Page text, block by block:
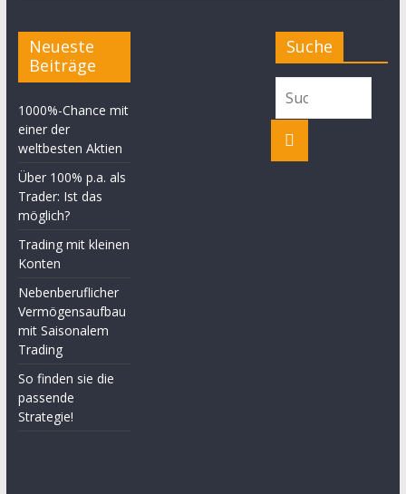
Neueste
Beiträge
1000%-Chance mit
einer der
weltbesten Aktien
Über 100% p.a. als
Trader: Ist das
möglich?
Trading mit kleinen
Konten
Nebenberuflicher
Vermögensaufbau
mit Saisonalem
Trading
So finden sie die
passende
Strategie!
Suche